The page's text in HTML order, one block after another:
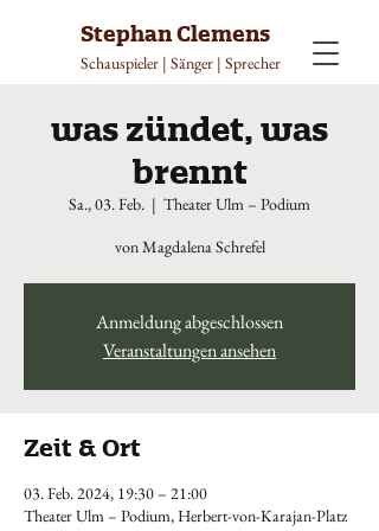
Stephan Clemens
Schauspieler | Sänger | Sprecher
was zündet, was
brennt
Sa., 03. Feb.
  |
Theater Ulm – Podium
von Magdalena Schrefel
Anmeldung abgeschlossen
Veranstaltungen ansehen
Zeit & Ort
03. Feb. 2024, 19:30 – 21:00
Theater Ulm – Podium, Herbert-von-Karajan-Platz